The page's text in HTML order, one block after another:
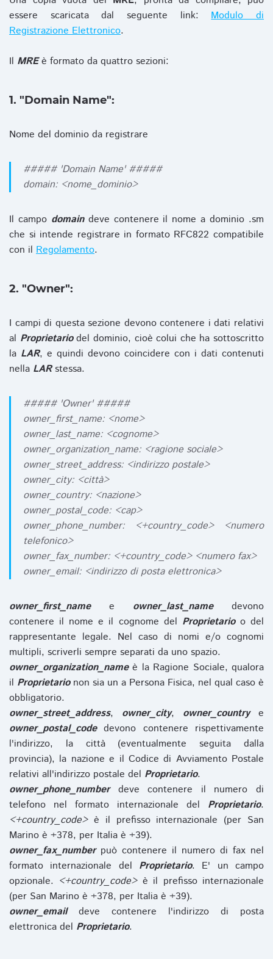
essere scaricata dal seguente link:Modulo di
Registrazione Elettronico.
Il MREè formato da quattro sezioni:
1. "Domain Name":
Nome del dominio da registrare
##### 'Domain Name' #####
domain: <nome_dominio>
Il campo domaindeve contenere il nome a dominio .sm
che si intende registrare in formato RFC822 compatibile
con il Regolamento.
2. "Owner":
I campi di questa sezione devono contenere i dati relativi
al Proprietariodel dominio, cioè colui che ha sottoscritto
la LAR, e quindi devono coincidere con i dati contenuti
nella LARstessa.
##### 'Owner' #####
owner_first_name: <nome>
owner_last_name: <cognome>
owner_organization_name: <ragione sociale>
owner_street_address: <indirizzo postale>
owner_city: <città>
owner_country: <nazione>
owner_postal_code: <cap>
owner_phone_number: <+country_code> <numero
telefonico>
owner_fax_number: <+country_code> <numero fax>
owner_email: <indirizzo di posta elettronica>
owner_first_namee owner_last_namedevono
contenere il nome e il cognome del Proprietarioo del
rappresentante legale. Nel caso di nomi e/o cognomi
multipli, scriverli sempre separati da uno spazio.
owner_organization_nameè la Ragione Sociale, qualora
il Proprietarionon sia un a Persona Fisica, nel qual caso è
obbligatorio.
owner_street_address, owner_city, owner_countrye
owner_postal_codedevono contenere rispettivamente
l'indirizzo, la città (eventualmente seguita dalla
provincia), la nazione e il Codice di Avviamento Postale
relativi all'indirizzo postale del Proprietario.
owner_phone_numberdeve contenere il numero di
telefono nel formato internazionale del Proprietario.
<+country_code>è il prefisso internazionale (per San
Marino è +378, per Italia è +39).
owner_fax_numberpuò contenere il numero di fax nel
formato internazionale del Proprietario. E' un campo
opzionale. <+country_code>è il prefisso internazionale
(per San Marino è +378, per Italia è +39).
owner_emaildeve contenere l'indirizzo di posta
elettronica del Proprietario.